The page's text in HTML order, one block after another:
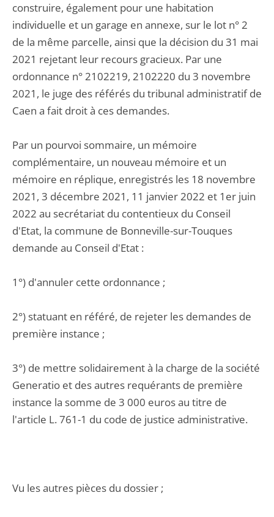
construire, également pour une habitation
individuelle et un garage en annexe, sur le lot n° 2
de la même parcelle, ainsi que la décision du 31 mai
2021 rejetant leur recours gracieux. Par une
ordonnance n° 2102219, 2102220 du 3 novembre
2021, le juge des référés du tribunal administratif de
Caen a fait droit à ces demandes.
Par un pourvoi sommaire, un mémoire
complémentaire, un nouveau mémoire et un
mémoire en réplique, enregistrés les 18 novembre
2021, 3 décembre 2021, 11 janvier 2022 et 1er juin
2022 au secrétariat du contentieux du Conseil
d'Etat, la commune de Bonneville-sur-Touques
demande au Conseil d'Etat :
1°) d'annuler cette ordonnance ;
2°) statuant en référé, de rejeter les demandes de
première instance ;
3°) de mettre solidairement à la charge de la société
Generatio et des autres requérants de première
instance la somme de 3 000 euros au titre de
l'article L. 761-1 du code de justice administrative.
Vu les autres pièces du dossier ;